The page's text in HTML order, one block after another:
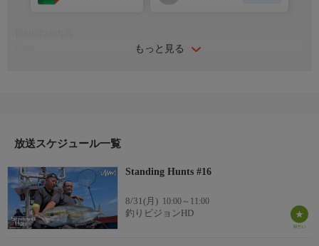
もっと見る
放送スケジュール一覧
Standing Hunts #16
8/31(月) 10:00～11:00
釣りビジョンHD